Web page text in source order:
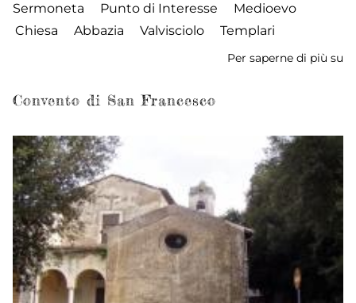
Sermoneta
Punto di Interesse
Medioevo
Chiesa
Abbazia Valvisciolo Templari
Per saperne di più su
Convento di San Francesco